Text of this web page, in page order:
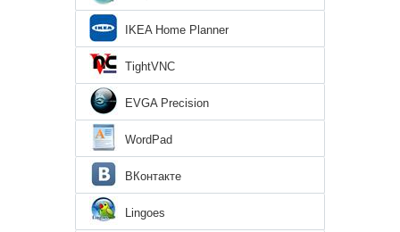
IKEA Home Planner
TightVNC
EVGA Precision
WordPad
ВКонтакте
Lingoes